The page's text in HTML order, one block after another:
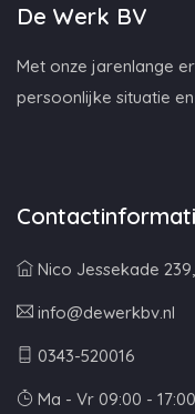
De Werk BV
Met onze jarenlange
persoonlijke situatie en
Nico Jessekade
info@dewerkbv.nl
0343-520016
Ma - Vr 09:00 - 17:00